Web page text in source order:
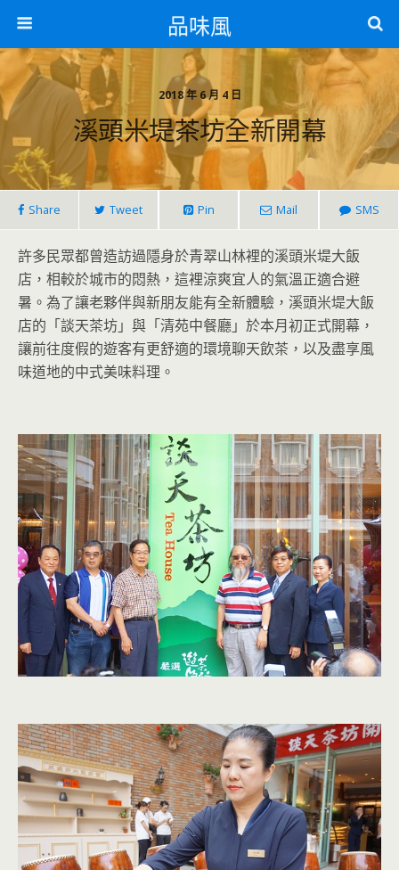
品味風
2018 年 6 月 4 日
溪頭米堤茶坊全新開幕
Share Tweet Pin Mail SMS
許多民眾都曾造訪過隱身於青翠山林裡的溪頭米堤大飯
店，相較於城市的悶熱，這裡涼爽宜人的氣溫正適合避
暑。為了讓老夥伴與新朋友能有全新體驗，溪頭米堤大飯
店的「談天茶坊」與「清苑中餐廳」於本月初正式開幕，
讓前往度假的遊客有更舒適的環境聊天飲茶，以及盡享風
味道地的中式美味料理。